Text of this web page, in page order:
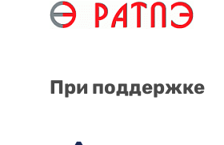
При поддержке